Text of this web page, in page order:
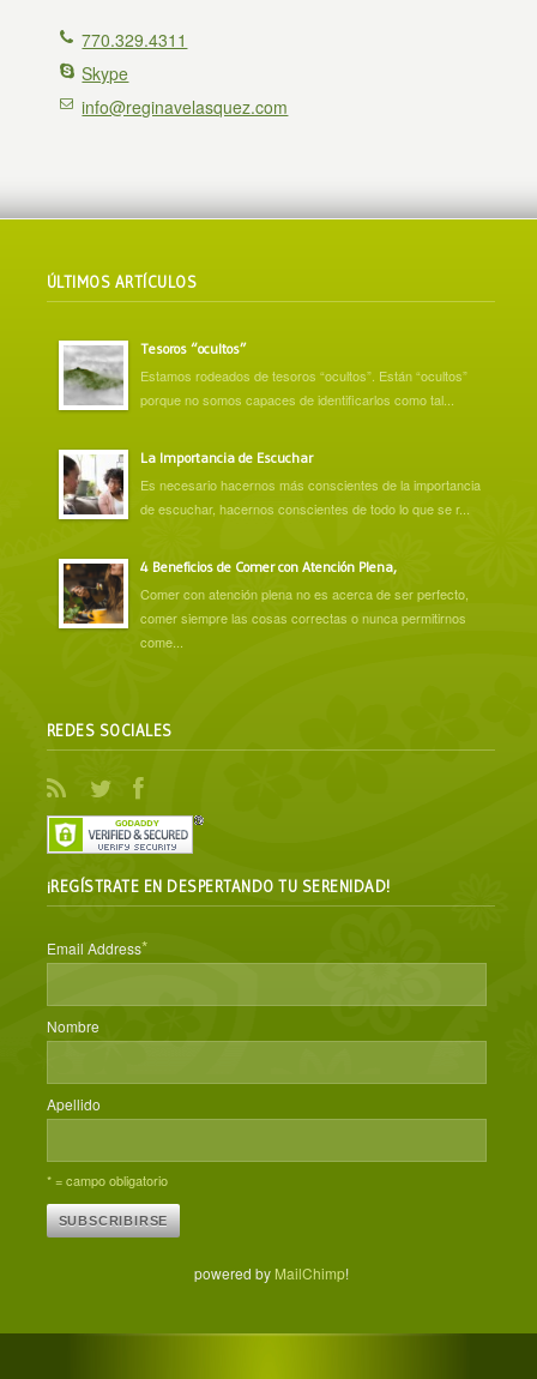
770.329.4311
Skype
info@reginavelasquez.com
ÚLTIMOS ARTÍCULOS
Tesoros “ocultos”
Estamos rodeados de tesoros “ocultos”. Están “ocultos”
porque no somos capaces de identificarlos como tal...
La Importancia de Escuchar
Es necesario hacernos más conscientes de la importancia
de escuchar, hacernos conscientes de todo lo que se r...
4 Beneficios de Comer con Atención Plena,
Comer con atención plena no es acerca de ser perfecto,
comer siempre las cosas correctas o nunca permitirnos
come...
REDES SOCIALES
¡REGÍSTRATE EN DESPERTANDO TU SERENIDAD!
Email Address*
Nombre
Apellido
* = campo obligatorio
powered by MailChimp!